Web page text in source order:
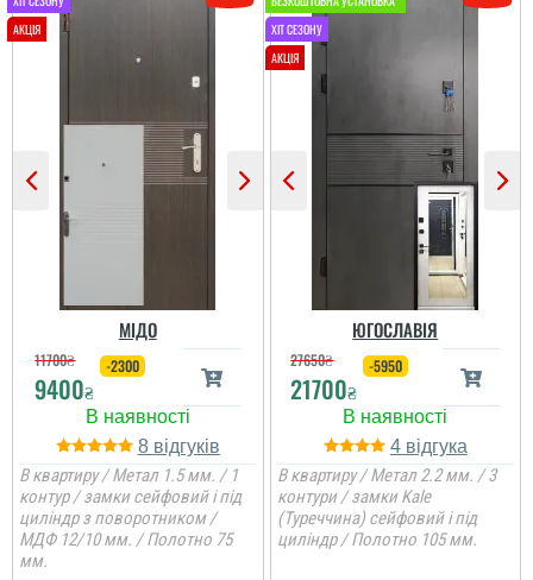
МІДО
11700₴
9400₴
-2300
8
В квартиру / Метал 1.5 мм. / 1
контур / замки сейфовий і під
циліндр з поворотником /
МДФ 12/10 мм. / Полотно 75
мм.
ЮГОСЛАВІЯ
27650₴
21700₴
-5950
4
В квартиру / Метал 2.2 мм. / 3
контури / замки Kale
(Туреччина) сейфовий і під
циліндр / Полотно 105 мм.